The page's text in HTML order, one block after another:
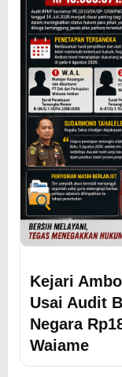
Kejari
Usai Audit
Negara
Waiame